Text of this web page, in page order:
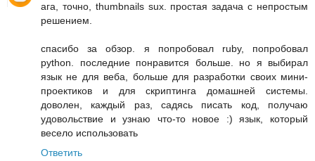
ага, точно, thumbnails sux. простая задача с непростым
решением.
спасибо за обзор. я попробовал ruby, попробовал
python. последние понравится больше. но я выбирал
язык не для веба, больше для разработки своих мини-
проектиков и для скриптинга домашней системы.
доволен, каждый раз, садясь писать код, получаю
удовольствие и узнаю что-то новое :) язык, который
весело использовать
Ответить